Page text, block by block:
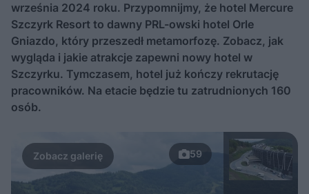
września 2024 roku. Przypomnijmy, że hotel Mercure
Szczyrk Resort to dawny PRL-owski hotel Orle
Gniazdo, który przeszedł metamorfozę. Zobacz, jak
wygląda i jakie atrakcje zapewni nowy hotel w
Szczyrku. Tymczasem, hotel już kończy rekrutację
pracowników. Na etacie będzie tu zatrudnionych 160
osób.
59